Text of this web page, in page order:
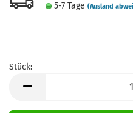
5-7 Tage (Ausland
Stück: